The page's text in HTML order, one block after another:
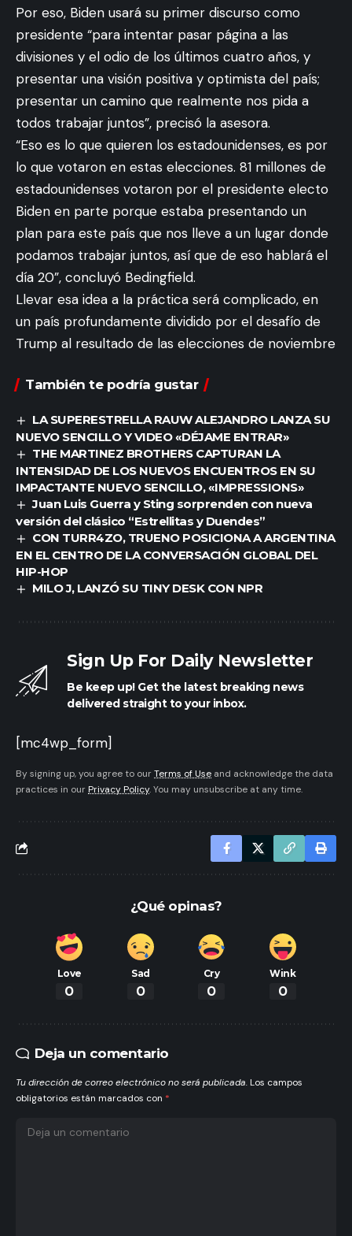
Por eso, Biden usará su primer discurso como
presidente “para intentar pasar página a las
divisiones y el odio de los últimos cuatro años, y
presentar una visión positiva y optimista del país;
presentar un camino que realmente nos pida a
todos trabajar juntos”, precisó la asesora.
“Eso es lo que quieren los estadounidenses, es por
lo que votaron en estas elecciones. 81 millones de
estadounidenses votaron por el presidente electo
Biden en parte porque estaba presentando un
plan para este país que nos lleve a un lugar donde
podamos trabajar juntos, así que de eso hablará el
día 20”, concluyó Bedingfield.
Llevar esa idea a la práctica será complicado, en
un país profundamente dividido por el desafío de
Trump al resultado de las elecciones de noviembre
También te podría gustar
LA SUPERESTRELLA RAUW ALEJANDRO LANZA SU
NUEVO SENCILLO Y VIDEO «DÉJAME ENTRAR»
THE MARTINEZ BROTHERS CAPTURAN LA
INTENSIDAD DE LOS NUEVOS ENCUENTROS EN SU
IMPACTANTE NUEVO SENCILLO, «IMPRESSIONS»
Juan Luis Guerra y Sting sorprenden con nueva
versión del clásico “Estrellitas y Duendes”
CON TURR4ZO, TRUENO POSICIONA A ARGENTINA
EN EL CENTRO DE LA CONVERSACIÓN GLOBAL DEL
HIP-HOP
MILO J, LANZÓ SU TINY DESK CON NPR
Sign Up For Daily Newsletter
Be keep up! Get the latest breaking news
delivered straight to your inbox.
[mc4wp_form]
By signing up, you agree to ourTerms of Use and acknowledge the data
practices in our Privacy Policy. You may unsubscribe at any time.
¿Qué opinas?
Love
0
Sad
0
Cry
0
Wink
0
Deja un comentario
Tu dirección de correo electrónico no será publicada. Los campos
obligatorios están marcados con *